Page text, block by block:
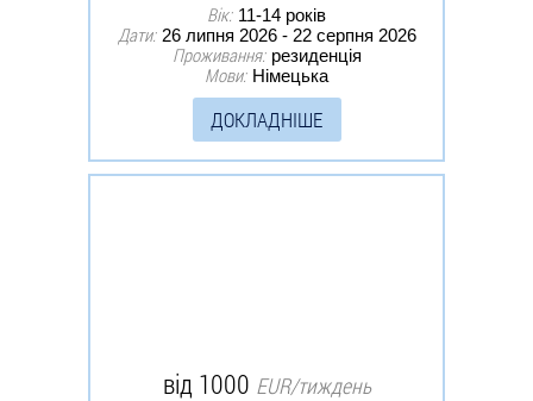
Вік: 11-14 років
Дати: 26 липня 2026 - 22 серпня 2026
Проживання: резиденція
Мови: Німецька
ДОКЛАДНІШЕ
від 1000 EUR/тиждень